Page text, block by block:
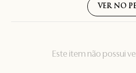
Este item não possui
VER NO